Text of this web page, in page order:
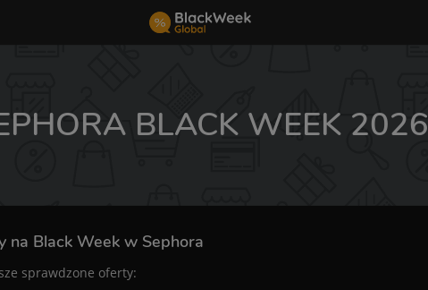
BLACK WEEK 2026
na Black Week w Sephora
sprawdzone oferty: